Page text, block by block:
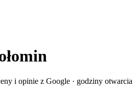
i opinie z Google · godziny otwarcia